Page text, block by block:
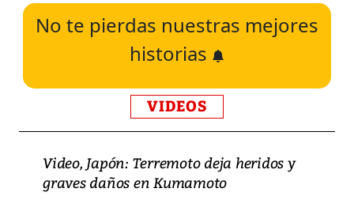
No te pierdas nuestras mejores
historias
VIDEOS
Video, Japón: Terremoto deja heridos y
graves daños en Kumamoto